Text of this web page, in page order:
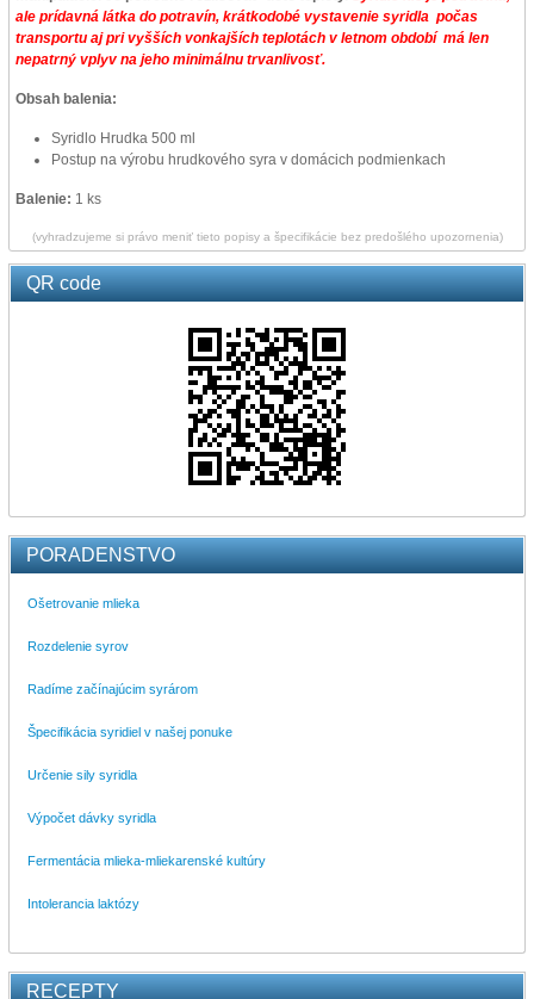
PORADENSTVO
Ošetrovanie mlieka
Rozdelenie syrov
Radíme začínajúcim syrárom
Špecifikácia syridiel v našej ponuke
Určenie sily syridla
Výpočet dávky syridla
Fermentácia mlieka-mliekarenské kultúry
Intolerancia laktózy
RECEPTY
ale prídavná látka do potravín, krátkodobé vystavenie syridla počas
transportu aj pri vyšších vonkajších teplotách v letnom období má len
nepatrný vplyv na jeho minimálnu trvanlivosť.
Obsah balenia:
Syridlo Hrudka 500 ml
Postup na výrobu hrudkového syra v domácich podmienkach
Balenie: 1 ks
(vyhradzujeme si právo meniť tieto popisy a špecifikácie bez predošlého upozornenia)
QR code